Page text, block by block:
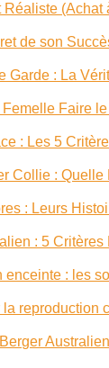
(Achat
de son
Garde : La
Faire
: Les 5
Collie :
: Leurs
: 5 Critères
enceinte : les
reproduction